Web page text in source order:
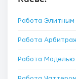
Работа Элитным
Работа
Работа